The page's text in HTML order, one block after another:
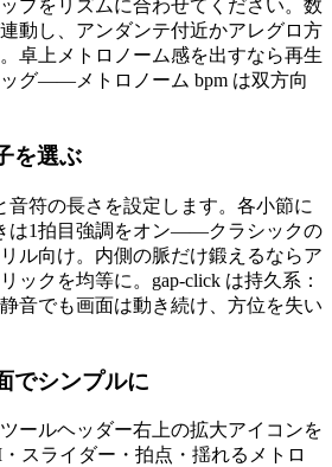
プをリズムに合わせてください。数
動し、アンダンテ付近かアレグロ方
卓上メトロノーム感を出すなら再生
グ——メトロノーム bpm は双方向
を選ぶ
音符の長さを設定します。各小節に
は1拍目強調をオン——クラシックの
ル向け。内側の脈だけ鍛えるならア
ックを均等に。gap-click は持久系：
音でも画面は動き続け、方位を失い
でシンプルに
ールヘッダー右上の拡大アイコンを
スライダー・拍点・揺れるメトロ